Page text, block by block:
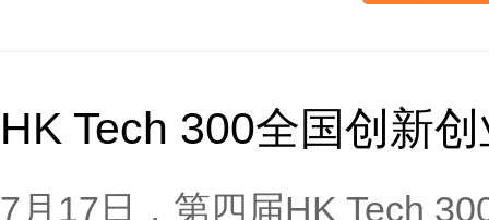
HK Tech 300全国创新
7月17日，第四届HK Tech